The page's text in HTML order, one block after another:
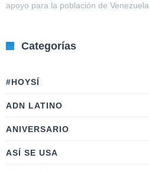
apoyo para la población de Venezuela
Categorías
#HOYSÍ
ADN LATINO
ANIVERSARIO
ASÍ SE USA